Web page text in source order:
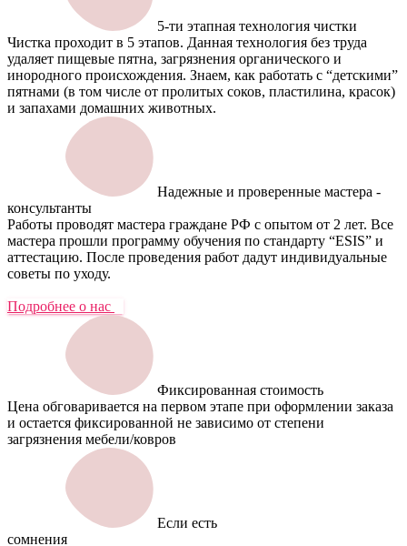
5-ти этапная технология чистки
Чистка проходит в 5 этапов. Данная технология без труда
удаляет пищевые пятна, загрязнения органического и
инородного происхождения. Знаем, как работать с “детскими”
пятнами (в том числе от пролитых соков, пластилина, красок)
и запахами домашних животных.
Надежные и проверенные мастера -
консультанты
Работы проводят мастера граждане РФ с опытом от 2 лет. Все
мастера прошли программу обучения по стандарту “ESIS” и
аттестацию. После проведения работ дадут индивидуальные
советы по уходу.
Подробнее о нас
Фиксированная стоимость
Цена обговаривается на первом этапе при оформлении заказа
и остается фиксированной не зависимо от степени
загрязнения мебели/ковров
Если есть
сомнения